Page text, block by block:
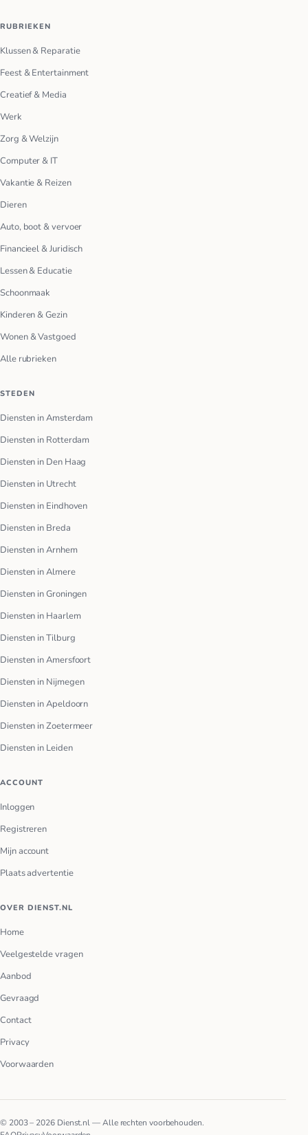
RUBRIEKEN
Klussen & Reparatie
Feest & Entertainment
Creatief & Media
Werk
Zorg & Welzijn
Computer & IT
Vakantie & Reizen
Dieren
Auto, boot & vervoer
Financieel & Juridisch
Lessen & Educatie
Schoonmaak
Kinderen & Gezin
Wonen & Vastgoed
Alle rubrieken
STEDEN
Diensten in Amsterdam
Diensten in Rotterdam
Diensten in Den Haag
Diensten in Utrecht
Diensten in Eindhoven
Diensten in Breda
Diensten in Arnhem
Diensten in Almere
Diensten in Groningen
Diensten in Haarlem
Diensten in Tilburg
Diensten in Amersfoort
Diensten in Nijmegen
Diensten in Apeldoorn
Diensten in Zoetermeer
Diensten in Leiden
ACCOUNT
Inloggen
Registreren
Mijn account
Plaats advertentie
OVER DIENST.NL
Home
Veelgestelde vragen
Aanbod
Gevraagd
Contact
Privacy
Voorwaarden
© 2003 – 2026 Dienst.nl — Alle rechten voorbehouden.